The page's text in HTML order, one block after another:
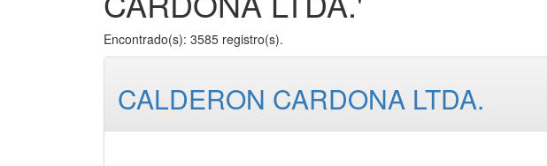
Encontrado(s): 3585 registro(s).
CALDERON CARDONA LTDA.